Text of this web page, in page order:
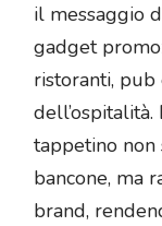
il messaggio
gadget
ristoranti,
tappetino non
bancone, ma
brand,